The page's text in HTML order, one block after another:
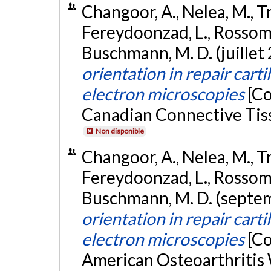
Changoor, A., Nelea, M.,
Fereydoonzad, L.,
Buschmann, M. D.
orientation in repair
electron microscopies
Canadian Connective
Non disponible
Changoor, A., Nelea, M.,
Fereydoonzad, L.,
Buschmann, M. D.
orientation in repair
electron microscopies
American Osteoarthritis